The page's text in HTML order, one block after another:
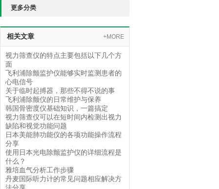
更多分类
相关文章 +MORE
视力筛查仪的特点主要包括以下几个方
面
飞利浦除颤监护仪能够实时监测患者的
心电信号
关于临时起搏器，那些不得不说的事
飞利浦除颤仪的日常维护与保养
韩国骨密度仪基础知识，一篇搞定
视力筛查仪可以在短时间内检测出视力
缺陷和视觉功能问题
日本美能肺功能仪的各项功能操作流程
分享
使用日本光电除颤监护仪的详细流程是
什么？
雅培血气分析工作步骤
丹麦国际听力计的常见问题相应解决方